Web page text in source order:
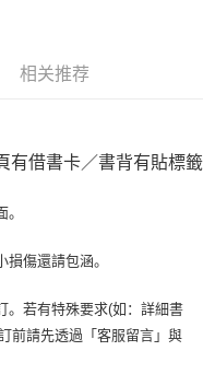
用无须另外申请。（限个人
自动跳转到大哥付的交易流
截止日，确认付款后即完成
交易确认页面所载为准。
评分，恕无法说明评估内
每月结算日后寄送缴费提醒
訊，APP會員則會收到
。
使用中華郵政宅配包
相关推荐
有借書卡／書背有貼標籤
傷還請包涵。
。若有特殊要求(如：詳細書
前請先透過「客服留言」與